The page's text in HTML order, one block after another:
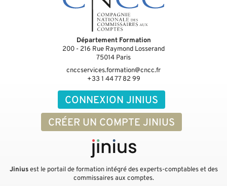
CONNEXION JINIUS
CRÉER UN COMPTE JINIUS
Département Formation
200 - 216 Rue Raymond Losserand
75014 Paris
cnccservices.formation@cncc.fr
+33 1 44 77 82 99
Jiniusest le portail de formation intégré des experts-comptables et des
commissaires aux comptes.